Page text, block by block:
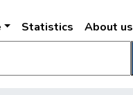
Statistics About us